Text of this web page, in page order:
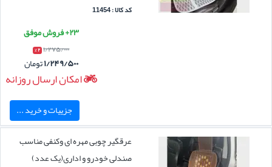
کد کالا : 11454
۲۳+ فروش موفق
۱/۲۷۵/۰۰۰ ۲ %
۱/۲۴۹/۵۰۰تومان
امکان ارسال روزانه
جزییات و خرید ...
عرقگیر چوبی مهره ای وکنفی مناسب
صندلی خودرو و اداری(یک عدد)